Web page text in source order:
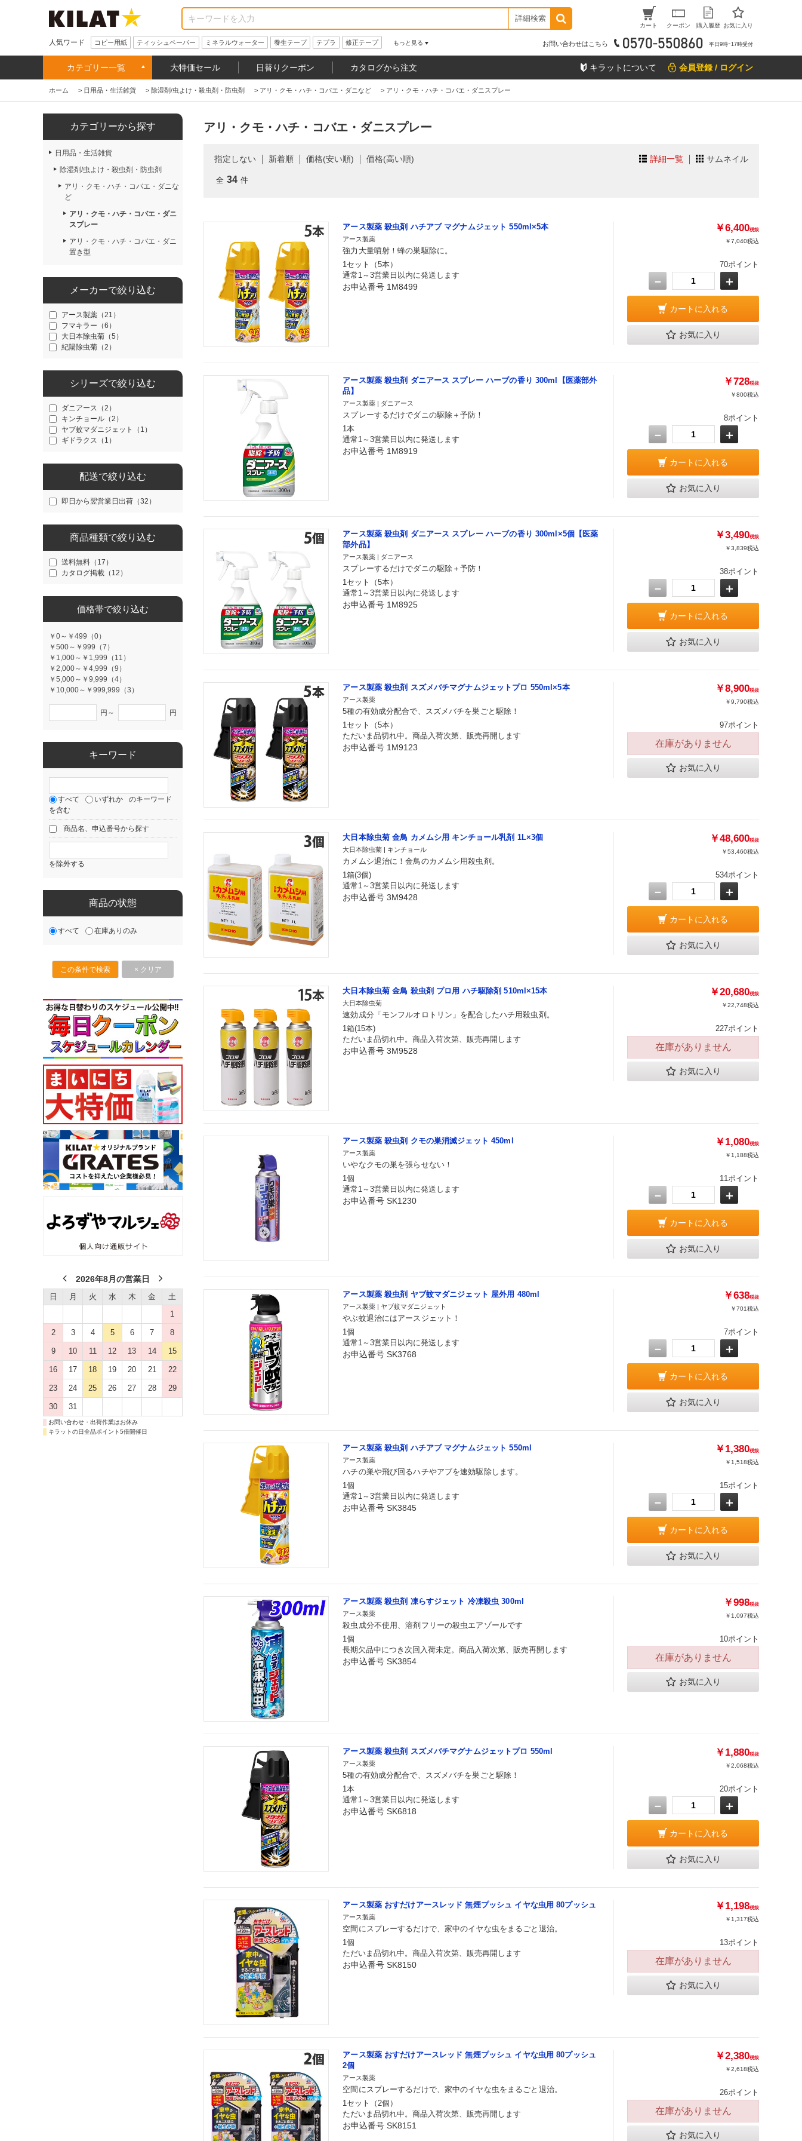
詳細検索
カート クーポン 購入履歴 お気に入り
人気ワード コピー用紙 ティッシュペーパー ミネラルウォーター 養生テープ テプラ 修正テープ もっと見る お問い合わせはこちら 平日9時ｰ17時受付
カテゴリー一覧 大特価セール 日替りクーポン カタログから注文 キラットについて 会員登録 / ログイン
ホーム > 日用品・生活雑貨 > 除湿剤/虫よけ・殺虫剤・防虫剤 > アリ・クモ・ハチ・コバエ・ダニなど > アリ・クモ・ハチ・コバエ・ダニスプレー
カテゴリーから探す
日用品・生活雑貨
除湿剤/虫よけ・殺虫剤・防虫剤
アリ・クモ・ハチ・コバエ・ダニな
ど
アリ・クモ・ハチ・コバエ・ダニ
スプレー
アリ・クモ・ハチ・コバエ・ダニ
置き型
メーカーで絞り込む
アース製薬（21）
フマキラー（6）
大日本除虫菊（5）
紀陽除虫菊（2）
シリーズで絞り込む
ダニアース（2）
キンチョール（2）
ヤブ蚊マダニジェット（1）
ギドラクス（1）
配送で絞り込む
即日から翌営業日出荷（32）
商品種類で絞り込む
送料無料（17）
カタログ掲載（12）
価格帯で絞り込む
￥0～￥499（0）
￥500～￥999（7）
￥1,000～￥1,999（11）
￥2,000～￥4,999（9）
￥5,000～￥9,999（4）
￥10,000～￥999,999（3）
円～ 円
キーワード
すべて いずれか
のキーワード
を含む
商品名、申込番号から探す
を除外する
商品の状態
すべて 在庫ありのみ
2026年8月の営業日
日 月 火 水 木 金
土
1
2 3 4 5 6 7 8
9 10 11 12 13 14 15
16 17 18 19 20 21 22
23 24 25 26 27 28 29
30 31
お問い合わせ・出荷作業はお休み
キラットの日全品ポイント5倍開催日
アリ・クモ・ハチ・コバエ・ダニスプレー
詳細一覧 サムネイル
指定しない 新着順 価格(安い順) 価格(高い順)
全 34 件
アース製薬 殺虫剤 ハチアブ マグナムジェット 550ml×5本
アース製薬
強力大量噴射！蜂の巣駆除に。
1セット（5本）
通常1～3営業日以内に発送します
お申込番号 1M8499
￥6,400税抜
￥7,040税込
70ポイント
－ ＋
カートに入れる
お気に入り
アース製薬 殺虫剤 ダニアース スプレー ハーブの香り 300ml【医薬部外
品】
アース製薬 | ダニアース
スプレーするだけでダニの駆除＋予防！
1本
通常1～3営業日以内に発送します
お申込番号 1M8919
￥728税抜
￥800税込
8ポイント
－ ＋
カートに入れる
お気に入り
アース製薬 殺虫剤 ダニアース スプレー ハーブの香り 300ml×5個【医薬
部外品】
アース製薬 | ダニアース
スプレーするだけでダニの駆除＋予防！
1セット（5本）
通常1～3営業日以内に発送します
お申込番号 1M8925
￥3,490税抜
￥3,839税込
38ポイント
－ ＋
カートに入れる
お気に入り
アース製薬 殺虫剤 スズメバチマグナムジェットプロ 550ml×5本
アース製薬
5種の有効成分配合で、スズメバチを巣ごと駆除！
1セット（5本）
ただいま品切れ中。商品入荷次第、販売再開します
お申込番号 1M9123
￥8,900税抜
￥9,790税込
97ポイント
在庫がありません
お気に入り
大日本除虫菊 金鳥 カメムシ用 キンチョール乳剤 1L×3個
大日本除虫菊 | キンチョール
カメムシ退治に！金鳥のカメムシ用殺虫剤。
1箱(3個)
通常1～3営業日以内に発送します
お申込番号 3M9428
￥48,600税抜
￥53,460税込
534ポイント
－ ＋
カートに入れる
お気に入り
大日本除虫菊 金鳥 殺虫剤 プロ用 ハチ駆除剤 510ml×15本
大日本除虫菊
速効成分「モンフルオロトリン」を配合したハチ用殺虫剤。
1箱(15本)
ただいま品切れ中。商品入荷次第、販売再開します
お申込番号 3M9528
￥20,680税抜
￥22,748税込
227ポイント
在庫がありません
お気に入り
アース製薬 殺虫剤 クモの巣消滅ジェット 450ml
アース製薬
いやなクモの巣を張らせない！
1個
通常1～3営業日以内に発送します
お申込番号 SK1230
￥1,080税抜
￥1,188税込
11ポイント
－ ＋
カートに入れる
お気に入り
アース製薬 殺虫剤 ヤブ蚊マダニジェット 屋外用 480ml
アース製薬 | ヤブ蚊マダニジェット
やぶ蚊退治にはアースジェット！
1個
通常1～3営業日以内に発送します
お申込番号 SK3768
￥638税抜
￥701税込
7ポイント
－ ＋
カートに入れる
お気に入り
アース製薬 殺虫剤 ハチアブ マグナムジェット 550ml
アース製薬
ハチの巣や飛び回るハチやアブを速効駆除します。
1個
通常1～3営業日以内に発送します
お申込番号 SK3845
￥1,380税抜
￥1,518税込
15ポイント
－ ＋
カートに入れる
お気に入り
アース製薬 殺虫剤 凍らすジェット 冷凍殺虫 300ml
アース製薬
殺虫成分不使用、溶剤フリーの殺虫エアゾールです
1個
長期欠品中につき次回入荷未定。商品入荷次第、販売再開します
お申込番号 SK3854
￥998税抜
￥1,097税込
10ポイント
在庫がありません
お気に入り
アース製薬 殺虫剤 スズメバチマグナムジェットプロ 550ml
アース製薬
5種の有効成分配合で、スズメバチを巣ごと駆除！
1本
通常1～3営業日以内に発送します
お申込番号 SK6818
￥1,880税抜
￥2,068税込
20ポイント
－ ＋
カートに入れる
お気に入り
アース製薬 おすだけアースレッド 無煙プッシュ イヤな虫用 80プッシュ
アース製薬
空間にスプレーするだけで、家中のイヤな虫をまるごと退治。
1個
ただいま品切れ中。商品入荷次第、販売再開します
お申込番号 SK8150
￥1,198税抜
￥1,317税込
13ポイント
在庫がありません
お気に入り
アース製薬 おすだけアースレッド 無煙プッシュ イヤな虫用 80プッシュ
2個
アース製薬
空間にスプレーするだけで、家中のイヤな虫をまるごと退治。
1セット（2個）
ただいま品切れ中。商品入荷次第、販売再開します
お申込番号 SK8151
￥2,380税抜
￥2,618税込
26ポイント
在庫がありません
お気に入り